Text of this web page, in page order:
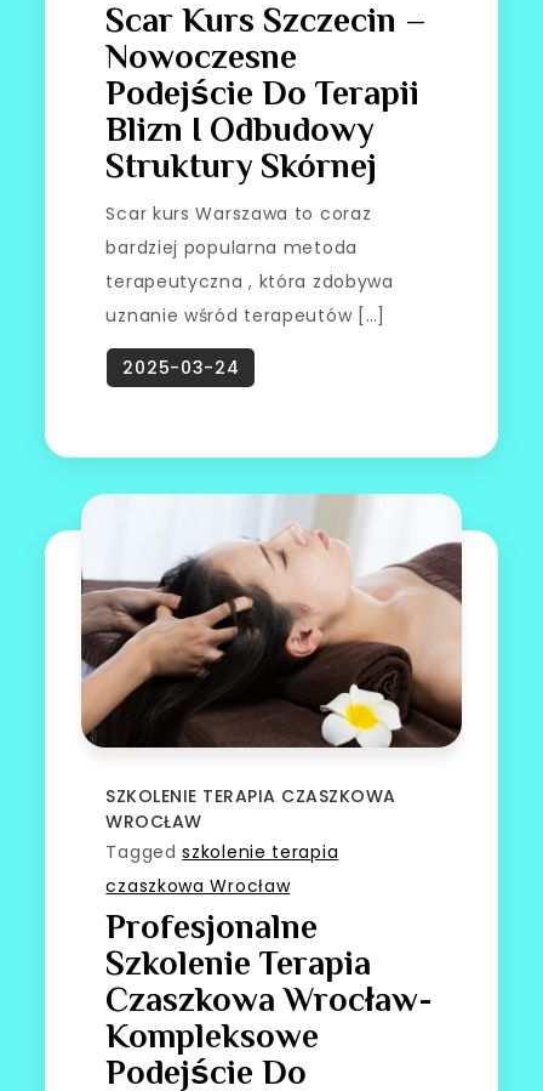
Scar Kurs Szczecin –
Nowoczesne
Podejście Do Terapii
Blizn I Odbudowy
Struktury Skórnej
Scar kurs Warszawa to coraz
bardziej popularna metoda
terapeutyczna , która zdobywa
uznanie wśród terapeutów […]
SZKOLENIE TERAPIA CZASZKOWA
WROCŁAW
Taggedszkolenie terapia
czaszkowa Wrocław
Profesjonalne
Szkolenie Terapia
Czaszkowa Wrocław-
Kompleksowe
Podejście Do